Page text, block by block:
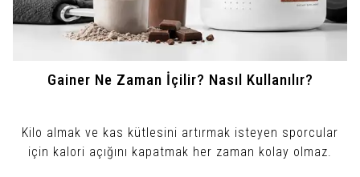
Gainer Ne Zaman İçilir? Nasıl Kullanılır?
Kilo almak ve kas kütlesini artırmak isteyen sporcular
için kalori açığını kapatmak her zaman kolay olmaz.